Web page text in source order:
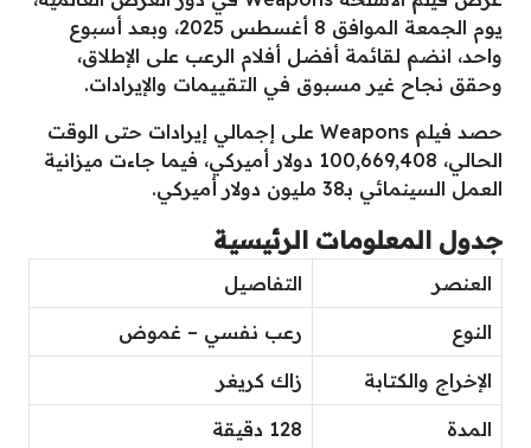
يوم الجمعة الموافق 8 أغسطس 2025، وبعد أسبوع
واحد، انضم لقائمة أفضل أفلام الرعب على الإطلاق،
وحقق نجاح غير مسبوق في التقييمات والإيرادات.
حصد فيلم Weapons على إجمالي إيرادات حتى الوقت
الحالي، 100,669,408 دولار أميركي، فيما جاءت ميزانية
العمل السينمائي بـ38 مليون دولار أميركي.
جدول المعلومات الرئيسية
العنصر التفاصيل
النوع رعب نفسي – غموض
الإخراج والكتابة زاك كريغر
المدة 128 دقيقة